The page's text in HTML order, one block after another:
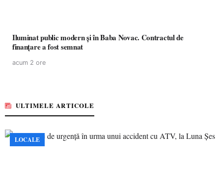
Iluminat public modern și în Baba Novac. Contractul de
finanțare a fost semnat
acum 2 ore
ULTIMELE ARTICOLE
LOCALE